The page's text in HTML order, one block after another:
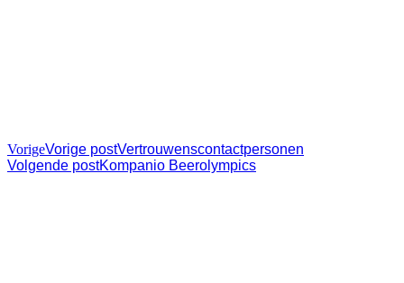
VorigeVorige postVertrouwenscontactpersonen
Volgende postKompanio Beerolympics